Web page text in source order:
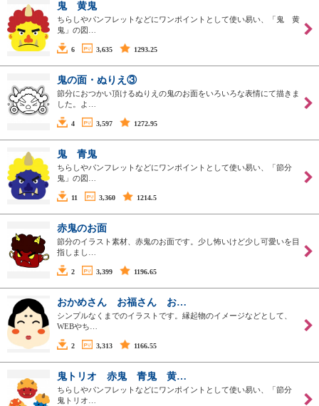
鬼 黄鬼
ちらしやパンフレットなどにワンポイントとして使い易い、「鬼 黄
鬼」の図…
6 3,635 1293.25
鬼の面・ぬりえ③
節分におつかい頂けるぬりえの鬼のお面をいろいろな表情にて描きま
した。よ…
4 3,597 1272.95
鬼 青鬼
ちらしやパンフレットなどにワンポイントとして使い易い、「節分
鬼」の図…
11 3,360 1214.5
赤鬼のお面
節分のイラスト素材、赤鬼のお面です。少し怖いけど少し可愛いを目
指しまし…
2 3,399 1196.65
おかめさん お福さん お…
シンプルなくまでのイラストです。縁起物のイメージなどとして、
WEBやち…
2 3,313 1166.55
鬼トリオ 赤鬼 青鬼 黄…
ちらしやパンフレットなどにワンポイントとして使い易い、「節分
鬼トリオ…